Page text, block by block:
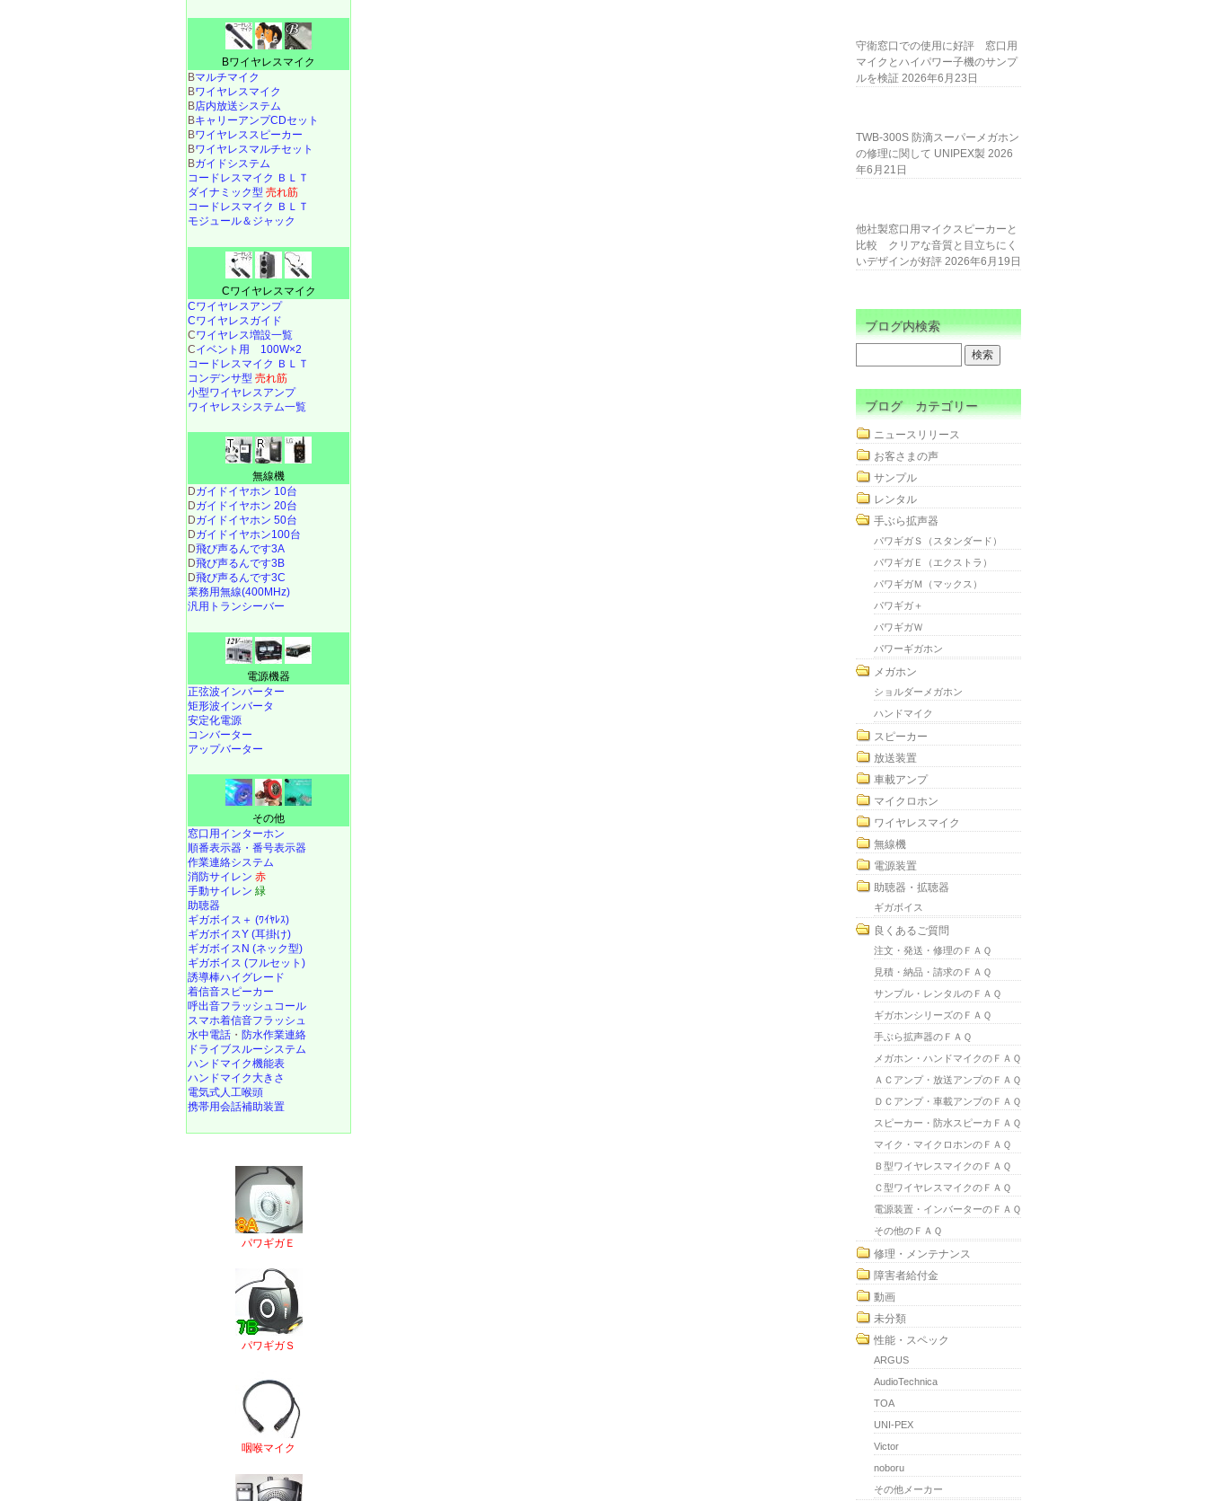
Bワイヤレスマイク
Bマルチマイク
Bワイヤレスマイク
B店内放送システム
BキャリーアンプCDセット
Bワイヤレススピーカー
Bワイヤレスマルチセット
Bガイドシステム
コードレスマイク ＢＬＴ
ダイナミック型 売れ筋
コードレスマイク ＢＬＴ
モジュール＆ジャック
Cワイヤレスマイク
Cワイヤレスアンプ
Cワイヤレスガイド
Cワイヤレス増設一覧
Cイベント用 100W×2
コードレスマイク ＢＬＴ
コンデンサ型 売れ筋
小型ワイヤレスアンプ
ワイヤレスシステム一覧
無線機
Dガイドイヤホン 10台
Dガイドイヤホン 20台
Dガイドイヤホン 50台
Dガイドイヤホン100台
D飛び声るんです3A
D飛び声るんです3B
D飛び声るんです3C
業務用無線(400MHz)
汎用トランシーバー
電源機器
正弦波インバーター
矩形波インバータ
安定化電源
コンバーター
アップバーター
その他
窓口用インターホン
順番表示器・番号表示器
作業連絡システム
消防サイレン 赤
手動サイレン 緑
助聴器
ギガボイス＋ (ﾜｲﾔﾚｽ)
ギガボイスY (耳掛け)
ギガボイスN (ネック型)
ギガボイス (フルセット)
誘導棒ハイグレード
着信音スピーカー
呼出音フラッシュコール
スマホ着信音フラッシュ
水中電話 ・ 防水作業連絡
ドライブスルーシステム
ハンドマイク機能表
ハンドマイク大きさ
電気式人工喉頭
携帯用会話補助装置
パワギガＥ
パワギガＳ
咽喉マイク
守衛窓口での使用に好評 窓口用
マイクとハイパワー子機のサンプ
ルを検証 2026年6月23日
TWB-300S 防滴スーパーメガホン
の修理に関して UNIPEX製 2026
年6月21日
他社製窓口用マイクスピーカーと
比較 クリアな音質と目立ちにく
いデザインが好評 2026年6月19日
ブログ内検索
ブログ カテゴリー
ニュースリリース
お客さまの声
サンプル
レンタル
手ぶら拡声器
パワギガＳ（スタンダード）
パワギガＥ（エクストラ）
パワギガＭ（マックス）
パワギガ＋
パワギガＷ
パワーギガホン
メガホン
ショルダーメガホン
ハンドマイク
スピーカー
放送装置
車載アンプ
マイクロホン
ワイヤレスマイク
無線機
電源装置
助聴器・拡聴器
ギガボイス
良くあるご質問
注文・発送・修理のＦＡＱ
見積・納品・請求のＦＡＱ
サンプル・レンタルのＦＡＱ
ギガホンシリーズのＦＡＱ
手ぶら拡声器のＦＡＱ
メガホン・ハンドマイクのＦＡＱ
ＡＣアンプ・放送アンプのＦＡＱ
ＤＣアンプ・車載アンプのＦＡＱ
スピーカー・防水スピーカＦＡＱ
マイク・マイクロホンのＦＡＱ
Ｂ型ワイヤレスマイクのＦＡＱ
Ｃ型ワイヤレスマイクのＦＡＱ
電源装置・インバーターのＦＡＱ
その他のＦＡＱ
修理・メンテナンス
障害者給付金
動画
未分類
性能・スペック
ARGUS
AudioTechnica
TOA
UNI-PEX
Victor
noboru
その他メーカー